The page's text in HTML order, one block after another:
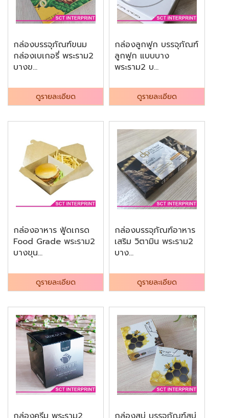
กล่องบรรจุภัณฑ์ขนม
กล่องเบเกอรี่ พระราม2
บางข...
ดูรายละเอียด
กล่องลูกฟูก บรรจุภัณฑ์
ลูกฟูก แบบบาง
พระราม2 บ...
ดูรายละเอียด
กล่องอาหาร ฟู้ดเกรด
Food Grade พระราม2
บางขุน...
ดูรายละเอียด
กล่องบรรจุภัณฑ์อาหาร
เสริม วิตามิน พระราม2
บาง...
ดูรายละเอียด